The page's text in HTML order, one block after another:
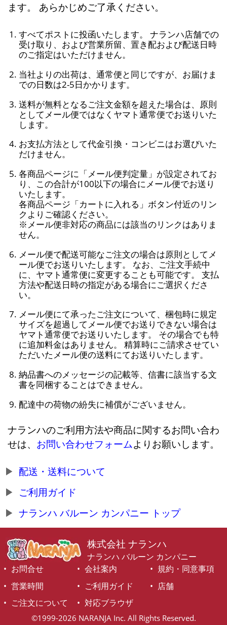
ます。 あらかじめご了承ください。
すべてポストに投函いたします。 ナランハ店舗での
受け取り、および営業所留、置き配および配送日時
のご指定はいただけません。
当社よりの出荷は、通常便と同じですが、お届けま
での日数は2-5日かかります。
送料が無料となるご注文金額を超えた場合は、原則
としてメール便ではなくヤマト通常便でお送りいた
します。
お支払方法として代金引換・コンビニはお選びいた
だけません。
各商品ページに「メール便判定量」が設定されてお
り、この合計が100以下の場合にメール便でお送り
いたします。
各商品ページ「カートに入れる」ボタン付近のリン
クよりご確認ください。
※メール便非対応の商品には該当のリンクはありま
せん。
メール便で配送可能なご注文の場合は原則としてメ
ール便でお送りいたします。 なお、ご注文手続中
に、ヤマト通常便に変更することも可能です。 支払
方法や配送日時の指定がある場合にご選択くださ
い。
メール便にて承ったご注文について、梱包時に規定
サイズを超過してメール便でお送りできない場合は
ヤマト通常便でお送りいたします。 その場合でも特
に追加料金はありません。 精算時にご請求させてい
ただいたメール便の送料にてお送りいたします。
納品書へのメッセージの記載等、信書に該当する文
書を同梱することはできません。
配達中の荷物の紛失に補償がございません。
ナランハのご利用方法や商品に関するお問い合わ
せは、 お問い合わせフォームよりお願いします。
配送・送料について
ご利用ガイド
ナランハ バルーン カンパニー トップ
株式会社 ナランハ
ナランハ バルーン カンパニー
お問合せ
会社案内
規約・同意事項
営業時間
ご利用ガイド
店舗
ご注文について
対応ブラウザ
©1999-2026 NARANJA Inc. All Rights Reserved.